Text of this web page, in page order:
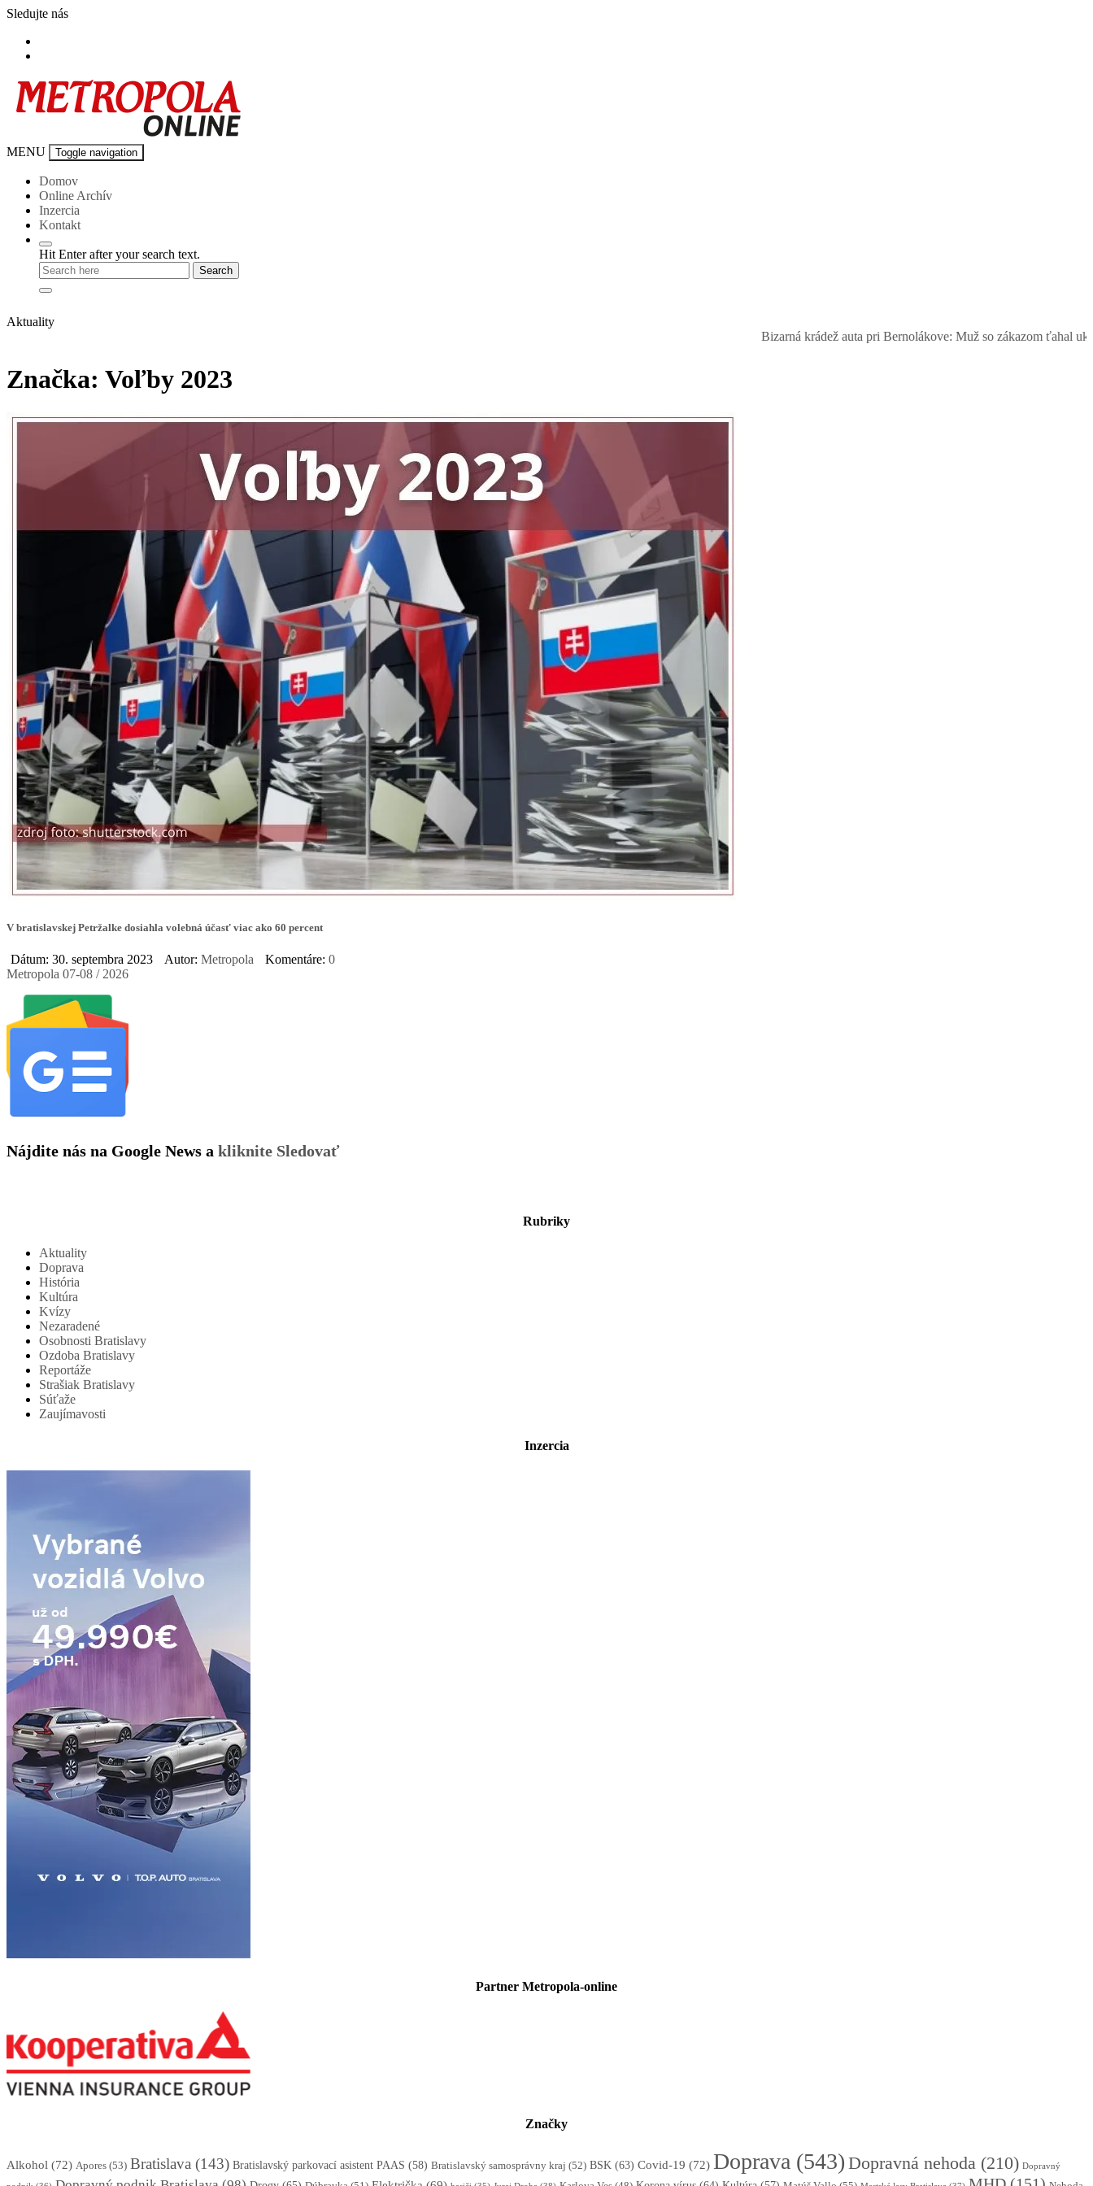
Skip
content
Sledujte nás
Metropola-
MENU Toggle navigation
Domov
Online Archív
Inzercia
Kontakt
Hit Enter after your search text.
Aktuality
Bizarná krádež auta pri Bernolákove: Muž so zákazom ťahal
Značka: Voľby 2023
V bratislavskej Petržalke dosiahla volebná účasť viac ako 60 percent
Dátum: 30. septembra 2023 Autor: Metropola Komentáre: 0
Metropola 07-08 / 2026
Nájdite nás na Google News a kliknite Sledovať
Rubriky
Aktuality
Doprava
História
Kultúra
Kvízy
Nezaradené
Osobnosti Bratislavy
Ozdoba Bratislavy
Reportáže
Strašiak Bratislavy
Súťaže
Zaujímavosti
Inzercia
Partner Metropola-online
Značky
Alkohol (72) Apores (53) Bratislava (143) Bratislavský parkovací asistent PAAS (58) Bratislavský samosprávny kraj (52) BSK (63) Covid-19 (72) Doprava (543) Dopravná nehoda (210) Dopravný